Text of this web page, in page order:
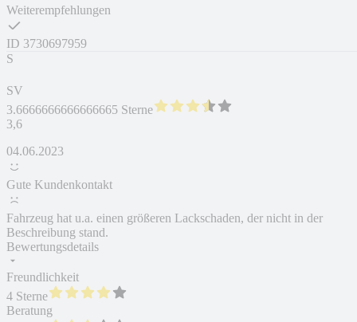
Weiterempfehlungen
ID 3730697959
S
SV
3.6666666666666665 Sterne
3,6
04.06.2023
Gute Kundenkontakt
Fahrzeug hat u.a. einen größeren Lackschaden, der nicht in der
Beschreibung stand.
Bewertungsdetails
Freundlichkeit
4 Sterne
Beratung